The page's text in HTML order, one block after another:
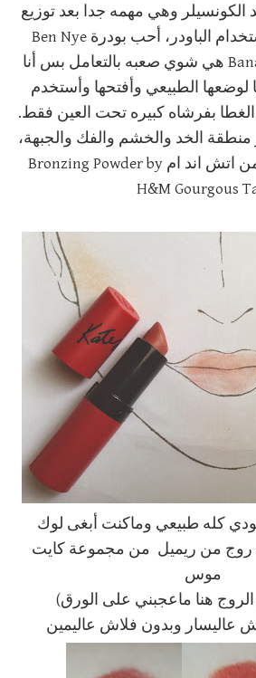
وهي مهمه جدا بعد توزيع
الكونسيلر وهي إستخدام الباودر، أحب بودرة Ben Nye
Banana luxury powder هي شوي صعبه بالتعامل بس أنا
لوضعها الطبيعي وأفتحها وأستخدم
الغطا بفرشاه كبيره تحت العين فقط.
منطقة الخد والخشم والفك والجبهة،
إستخدمت برونزر من اتش اند ام Bronzing Powder by
H&M Gourgous
كله طبيعي وماكنت أبغى لوك
روج من ريميل من مجموعة كايت
موس
عاليسار وبدون فلاش عاليمين